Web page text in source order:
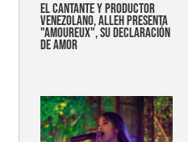
EL CANTANTE Y PRODUCTOR
VENEZOLANO, ALLEH PRESENTA
"AMOUREUX", SU DECLARACIÓN
DE AMOR